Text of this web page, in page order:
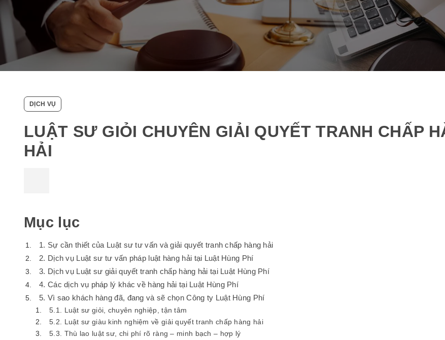
DỊCH VỤ
LUẬT SƯ GIỎI CHUYÊN GIẢI QUYẾT TRANH CHẤP
HẢI
Mục lục
1. Sự cần thiết của Luật sư tư vấn và giải quyết tranh chấp hàng hải
2. Dịch vụ Luật sư tư vấn pháp luật hàng hải tại Luật Hùng Phí
3. Dịch vụ Luật sư giải quyết tranh chấp hàng hải tại Luật Hùng Phí
4. Các dịch vụ pháp lý khác về hàng hải tại Luật Hùng Phí
5. Vì sao khách hàng đã, đang và sẽ chọn Công ty Luật Hùng Phí
5.1. Luật sư giỏi, chuyên nghiệp, tận tâm
5.2. Luật sư giàu kinh nghiệm về giải quyết tranh chấp hàng hải
5.3. Thù lao luật sư, chi phí rõ ràng – minh bạch – hợp lý